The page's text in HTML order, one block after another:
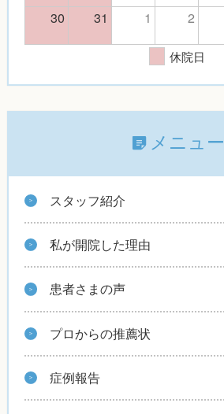
30
31 1 2
休院日
メニュー
スタッフ紹介
私が開院した理由
患者さまの声
プロからの推薦状
症例報告